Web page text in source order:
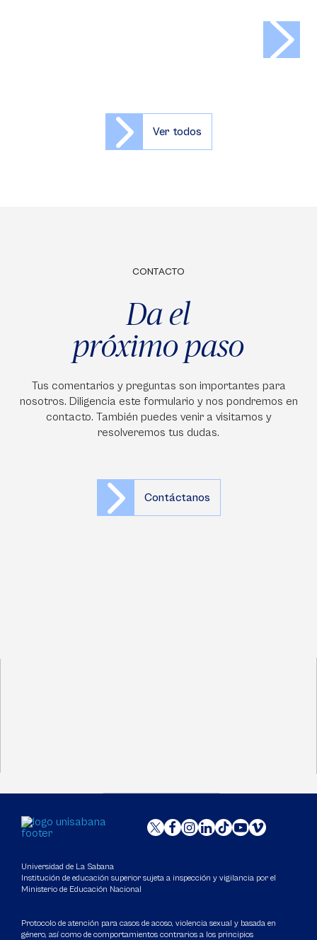
Ver todos
CONTACTO
Da el
próximo paso
Tus comentarios y preguntas son importantes para
nosotros. Diligencia este formulario y nos pondremos en
contacto. También puedes venir a visitarnos y
resolveremos tus dudas.
Contáctanos
Universidad de La Sabana
Institución de educación superior sujeta a inspección y vigilancia por el
Ministerio de Educación Nacional
Protocolo de atención para casos de acoso, violencia sexual y basada en
género, así como de comportamientos contrarios a los principios